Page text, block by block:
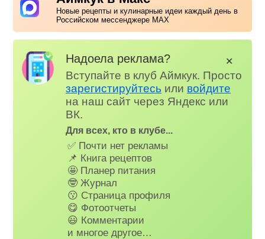
Новые рецепты и кулинарные идеи каждый день в
Российском мессенджере MAX
Надоела реклама?
Вступайте в клуб Аймкук. Просто
зарегистируйтесь или войдите
на наш сайт через Яндекс или
ВК.
Для всех, кто в клубе...
✅ Почти нет рекламы
📌 Книга рецептов
🤩 Планер питания
🤓 Журнал
😗 Страница профиля
😋 Фотоотчеты
😃 Комментарии
и многое другое…
✕